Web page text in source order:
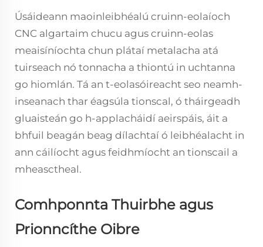
Úsáideann maoinleibhéalú cruinn-eolaíoch
CNC algartaim chucu agus cruinn-eolas
meaisíníochta chun plátaí metalacha atá
tuirseach nó tonnacha a thiontú in uchtanna
go hiomlán. Tá an t-eolasóireacht seo neamh-
inseanach thar éagsúla tionscal, ó tháirgeadh
gluaisteán go h-applacháidí aeirspáis, áit a
bhfuil beagán beag dílachtaí ó leibhéalacht in
ann cáilíocht agus feidhmíocht an tionscail a
mheasctheal.
Comhponnta Thuirbhe agus
Prionncíthe Oibre